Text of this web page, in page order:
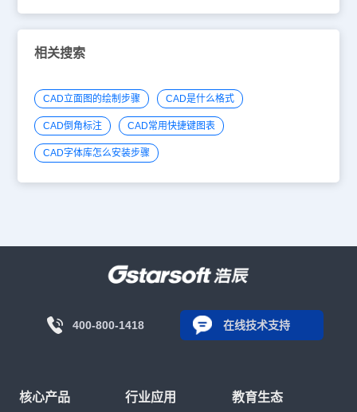
相关搜索
CAD立面图的绘制步骤 CAD是什么格式
CAD倒角标注 CAD常用快捷键图表
CAD字体库怎么安装步骤
400-800-1418 在线技术支持
核心产品 行业应用 教育生态